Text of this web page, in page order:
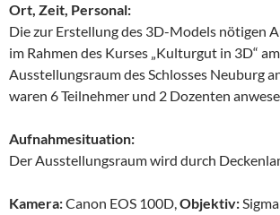
Ort, Zeit, Personal:
Die zur Erstellung des 3D-Models nötigen
im Rahmen des Kurses „Kulturgut in 3D“
Ausstellungsraum des Schlosses Neuburg
waren 6 Teilnehmer und 2 Dozenten
Aufnahmesituation:
Der Ausstellungsraum wird durch
Kamera:Canon EOS 100D,Objektiv: